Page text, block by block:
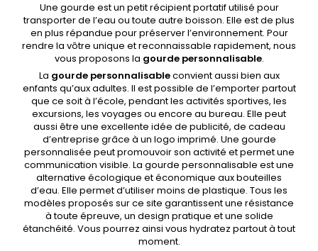
Une gourde est un petit récipient portatif utilisé pour
transporter de l’eau ou toute autre boisson. Elle est de plus
en plus répandue pour préserver l’environnement. Pour
rendre la vôtre unique et reconnaissable rapidement, nous
vous proposons la gourde personnalisable.
La gourde personnalisableconvient aussi bien aux
enfants qu’aux adultes. Il est possible de l’emporter partout
que ce soit à l’école, pendant les activités sportives, les
excursions, les voyages ou encore au bureau. Elle peut
aussi être une excellente idée de publicité, de cadeau
d’entreprise grâce à un logo imprimé. Une gourde
personnalisée peut promouvoir son activité et permet une
communication visible. La gourde personnalisable est une
alternative écologique et économique aux bouteilles
d’eau. Elle permet d’utiliser moins de plastique. Tous les
modèles proposés sur ce site garantissent une résistance
à toute épreuve, un design pratique et une solide
étanchéité. Vous pourrez ainsi vous hydratez partout à tout
moment.